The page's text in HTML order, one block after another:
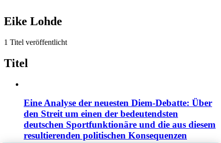
Eike Lohde
1 Titel veröffentlicht
Titel
Eine Analyse der neuesten Diem-Debatte: Über
den Streit um einen der bedeutendsten
deutschen Sportfunktionäre und die aus diesem
resultierenden politischen Konsequenzen